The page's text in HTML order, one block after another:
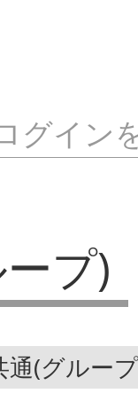
グイン
プ)
通(グルー